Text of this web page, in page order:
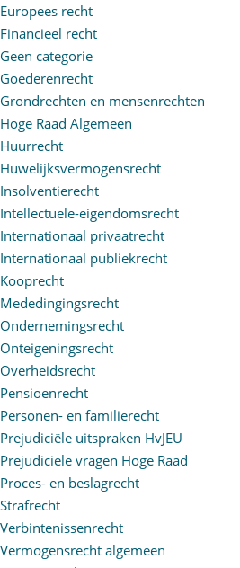
Europees recht
Financieel recht
Geen categorie
Goederenrecht
Grondrechten en mensenrechten
Hoge Raad Algemeen
Huurrecht
Huwelijksvermogensrecht
Insolventierecht
Intellectuele-eigendomsrecht
Internationaal privaatrecht
Internationaal publiekrecht
Kooprecht
Mededingingsrecht
Ondernemingsrecht
Onteigeningsrecht
Overheidsrecht
Pensioenrecht
Personen- en familierecht
Prejudiciële uitspraken HvJEU
Prejudiciële vragen Hoge Raad
Proces- en beslagrecht
Strafrecht
Verbintenissenrecht
Vermogensrecht algemeen